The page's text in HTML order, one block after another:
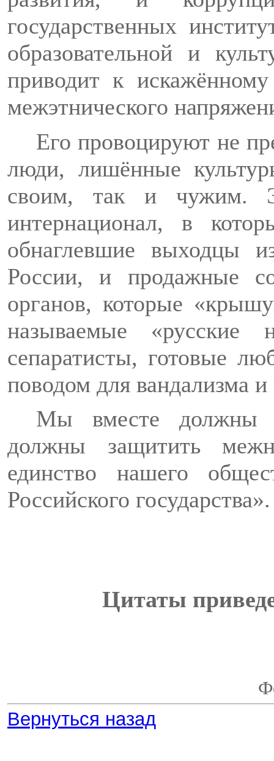
государственных
образовательной и
приводит к
межэтнического
Его провоцируют не
люди, лишённые
своим, так и чужим.
интернационал, в
обнаглевшие выходцы
России, и продажные
органов, которые
называемые «русские
сепаратисты, готовые
поводом для вандализма
Мы вместе должны
должны защитить
единство нашего
Российского государства».
Цитаты
Вернуться назад